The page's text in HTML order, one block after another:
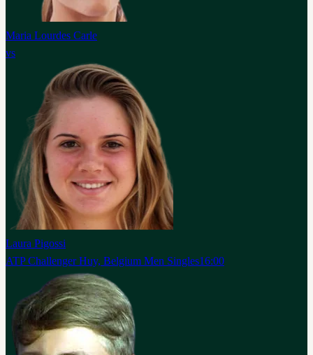
Maria Lourdes Carle
vs
Laura Pigossi
ATP Challenger Huy, Belgium Men Singles16:00